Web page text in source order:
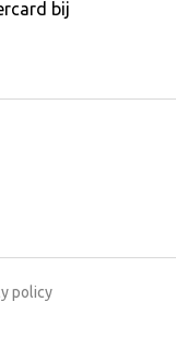
policy